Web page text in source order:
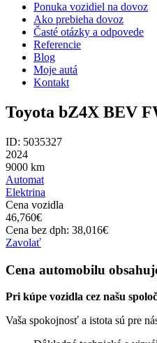
Ponuka vozidiel na dovoz
Ako prebieha dovoz
Časté otázky a odpovede
Referencie
Blog
Moje autá
Kontakt
Toyota bZ4X BEV
ID: 5035327
2024
9000 km
Automat
Elektrina
Cena vozidla
46,760€
Cena bez dph: 38,016€
Zavolať
Cena automobilu
Pri kúpe vozidla cez našu
Vaša spokojnosť a istota sú pre